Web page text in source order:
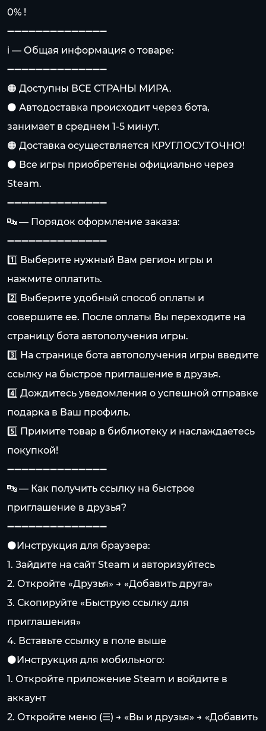
0% !
➖➖➖➖➖➖➖➖➖➖➖➖➖➖
ℹ️ — Общая информация о товаре:
➖➖➖➖➖➖➖➖➖➖➖➖➖➖
🟠 Доступны ВСЕ СТРАНЫ МИРА.
⚫️ Автодоставка происходит через бота,
занимает в среднем 1-5 минут.
🟠 Доставка осуществляется КРУГЛОСУТОЧНО!
⚫️ Все игры приобретены официально через
Steam.
➖➖➖➖➖➖➖➖➖➖➖➖➖➖
🔤 — Порядок оформление заказа:
➖➖➖➖➖➖➖➖➖➖➖➖➖➖
1️⃣ Выберите нужный Вам регион игры и
нажмите оплатить.
2️⃣ Выберите удобный способ оплаты и
совершите ее. После оплаты Вы переходите на
страницу бота автополучения игры.
3️⃣ На странице бота автополучения игры введите
ссылку на быстрое приглашение в друзья.
4️⃣ Дождитесь уведомления о успешной отправке
подарка в Ваш профиль.
5️⃣ Примите товар в библиотеку и наслаждаетесь
покупкой!
➖➖➖➖➖➖➖➖➖➖➖➖➖➖
🔤 — Как получить ссылку на быстрое
приглашение в друзья?
➖➖➖➖➖➖➖➖➖➖➖➖➖➖
⚫️Инструкция для браузера:
1. Зайдите на сайт Steam и авторизуйтесь
2. Откройте «Друзья» → «Добавить друга»
3. Скопируйте «Быструю ссылку для
приглашения»
4. Вставьте ссылку в поле выше
⚫️Инструкция для мобильного:
1. Откройте приложение Steam и войдите в
аккаунт
2. Откройте меню (☰) → «Вы и друзья» → «Добавить